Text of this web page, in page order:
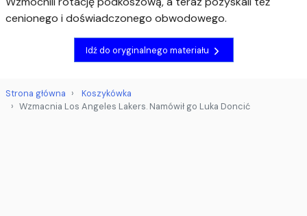
cenionego i doświadczonego obwodowego.
Idź do oryginalnego materiału
Strona główna
Koszykówka
Wzmacnia Los Angeles Lakers. Namówił go Luka Doncić